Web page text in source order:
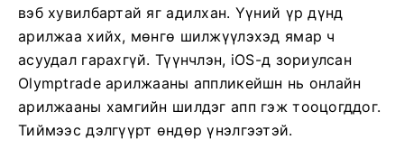
вэб хувилбартай яг адилхан. Үүний үр дүнд
арилжаа хийх, мөнгө шилжүүлэхэд ямар ч
асуудал гарахгүй. Түүнчлэн, iOS-д зориулсан
Olymptrade арилжааны аппликейшн нь онлайн
арилжааны хамгийн шилдэг апп гэж тооцогддог.
Тиймээс дэлгүүрт өндөр үнэлгээтэй.